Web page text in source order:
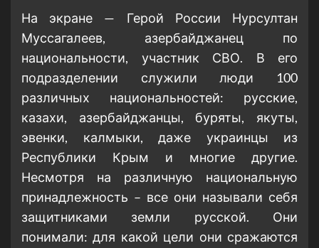
На экране — Герой России Нурсултан
Муссагалеев, азербайджанец по
национальности, участник СВО. В его
подразделении служили люди 100
различных национальностей: русские,
казахи, азербайджанцы, буряты, якуты,
эвенки, калмыки, даже украинцы из
Республики Крым и многие другие.
Несмотря на различную национальную
принадлежность – все они называли себя
защитниками земли русской. Они
понимали: для какой цели они сражаются